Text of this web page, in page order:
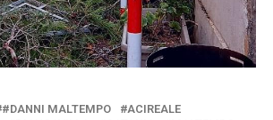
#DANNI MALTEMPO
ACIREALE